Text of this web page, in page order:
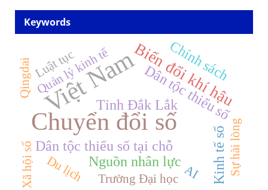
Keywords
Chuyển đổi số
Việt NamBiến đổi khí hậu
Dân tộc thiểu số tại chỗ
Tỉnh Đắk Lắk
Nguồn nhân lực
Dân tộc thiểu số
Chính sách
Kinh tế số
Du lịch
Quản lý kinh tế
Luật tục
Trường Đại học AI
Xã hội số Sự hài lòng
Qingdai